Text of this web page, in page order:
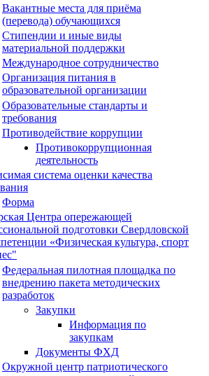
Вакантные места для приёма
(перевода) обучающихся
Стипендии и иные виды
материальной поддержки
Международное сотрудничество
Организация питания в
образовательной организации
Образовательные стандарты и
требования
Противодействие коррупции
Противокоррупционная
деятельность
система оценки качества
Форма
Центра опережающей
подготовки Свердловской
«Физическая культура, спорт
Федеральная пилотная площадка по
внедрению пакета методических
разработок
Закупки
Информация по
закупкам
Документы ФХД
Окружной центр патриотического